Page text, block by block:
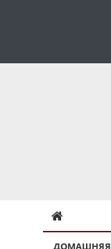
ДОМАШНЯЯ